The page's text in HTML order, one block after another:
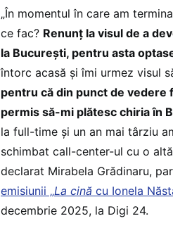
„În momentul în care am
ce fac? Renunț la visul de a
la București, pentru asta
întorc acasă și îmi urmez visul
pentru că din punct de
permis să-mi plătesc chiria în
la full-time și un an mai târziu
schimbat call-center-ul cu o
declarat Mirabela Grădinaru,
emisiunii „La cină cu Ionela
decembrie 2025, la Digi 24.